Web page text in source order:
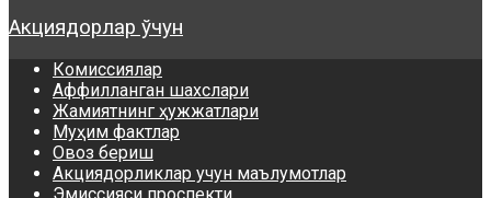
Акциядорлар ўчун
Комиссиялар
Аффилланган шахслари
Жамиятнинг ҳужжатлари
Муҳим фактлар
Овоз бериш
Акциядорликлар учун маълумотлар